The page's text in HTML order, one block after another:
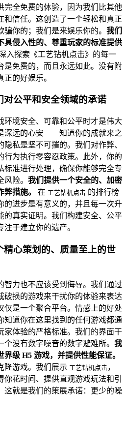
完全免费的体验，因为我们比其他
和信任。这创造了一个轻松和真正
你的；我们是来娱乐你的。 我们
具侵入性的、尊重玩家的标准提供
入探索《工艺钻机点击》的每一
是免费的，而且永远如此。没有附
的好娱乐。
对公平和安全领域的承诺
环境安全、可靠和公平时才是伟大
深远的心安——知道你的成就来之
私是坚不可摧的。我们对作弊、
行为执行零容忍政策。此外，你的
标准进行处理，确保你能够完全专
险。 我们提供一个安全的、加密
措施。
在 工艺钻机点击 的排行榜
的进步是有意义的，并且每一次升
的真实证明。我们构建安全、公平
于建立你的遗产。
精心策划的、质量至上的世
智力也不应该受到侮辱。我们通过
破损的游戏来干扰你的体验来表达
仅是一个聚合平台。情感上的好处
知道你在这里找到的任何游戏都通
家体验的严格标准。我们的界面干
没有数字噪音的数字避难所。 我
级 H5 游戏，并提供性能保证。
隆游戏。我们展示 工艺钻机点击，
你花时间、提供直观游戏玩法和引
这就是我们的策展承诺：更少的噪